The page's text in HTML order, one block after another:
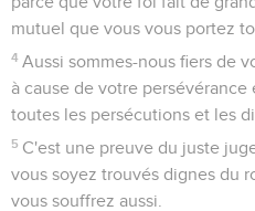
mutuel que vous vous portez
4 Aussi sommes-nous fiers de
à cause de votre
toutes les persécutions et les
5 C'est une preuve du juste
vous soyez trouvés dignes du
vous souffrez aussi.